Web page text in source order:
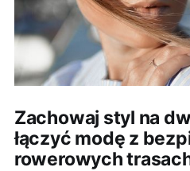
Zachowaj styl na
łączyć modę z
rowerowych